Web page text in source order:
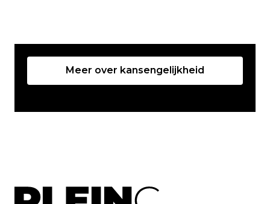
Meer over kansengelijkheid